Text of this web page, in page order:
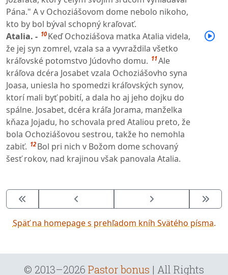
Pána." A v Ochoziášovom dome nebolo nikoho,
kto by bol býval schopný kraľovať.
Atalia. - 10 Keď Ochoziášova matka Atalia videla,
že jej syn zomrel, vzala sa a vyvraždila všetko
kráľovské potomstvo Júdovho domu. 11Ale
kráľova dcéra Josabet vzala Ochoziášovho syna
Joasa, uniesla ho spomedzi kráľovských synov,
ktorí mali byť pobití, a dala ho aj jeho dojku do
spálne. Josabet, dcéra kráľa Jorama, manželka
kňaza Jojadu, ho schovala pred Ataliou preto, že
bola Ochoziášovou sestrou, takže ho nemohla
zabiť. 12 Bol pri nich v Božom dome schovaný
šesť rokov, nad krajinou však panovala Atalia.
Späť na homepage s prehľadom kníh Svätého písma.
© 2013–2026 Pastor bonus | All Rights